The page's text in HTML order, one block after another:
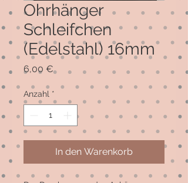
Ohrhänger
Schleifchen
(Edelstahl) 16mm
6,00 €Preis
Anzahl *
In den Warenkorb